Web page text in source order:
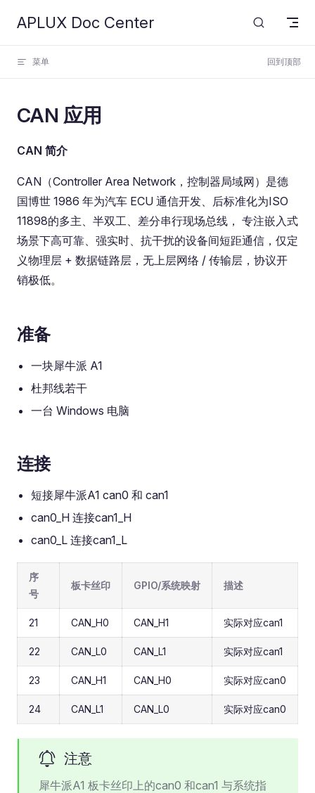
Skip to content
APLUX Doc Center
菜单 回到顶部
CAN 应用
CAN 简介
CAN（Controller Area Network，控制器局域网）是德
国博世 1986 年为汽车 ECU 通信开发、后标准化为ISO
11898的多主、半双工、差分串行现场总线， 专注嵌入式
场景下高可靠、强实时、抗干扰的设备间短距通信，仅定
义物理层 + 数据链路层，无上层网络 / 传输层，协议开
销极低。
准备
一块犀牛派 A1
杜邦线若干
一台 Windows 电脑
连接
短接犀牛派A1 can0 和 can1
can0_H 连接can1_H
can0_L 连接can1_L
序
号
板卡丝印 GPIO/系统映射 描述
21 CAN_H0 CAN_H1 实际对应can1
22 CAN_L0 CAN_L1 实际对应can1
23 CAN_H1 CAN_H0 实际对应can0
24 CAN_L1 CAN_L0 实际对应can0
注意
犀牛派A1 板卡丝印上的can0 和can1 与系统指